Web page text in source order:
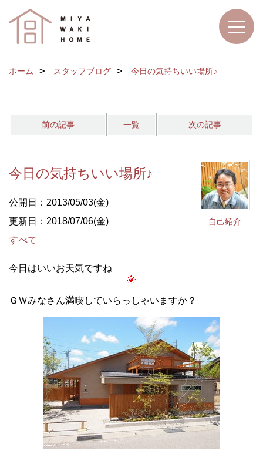
ホーム スタッフブログ 今日の気持ちいい場所♪
前の記事 一覧 次の記事
自己紹介
今日の気持ちいい場所♪
公開日：2013/05/03(金)
更新日：2018/07/06(金)
すべて
今日はいいお天気ですね
ＧＷみなさん満喫していらっしゃいますか？